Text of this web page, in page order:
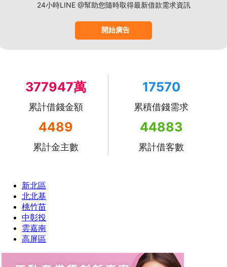
24小時LINE @幫助您隨時取得最新借款需求資訊
開始廣告
377947萬
累計借錢金額
17570
累積借錢需求
4489
累計金主數
44883
累計借客數